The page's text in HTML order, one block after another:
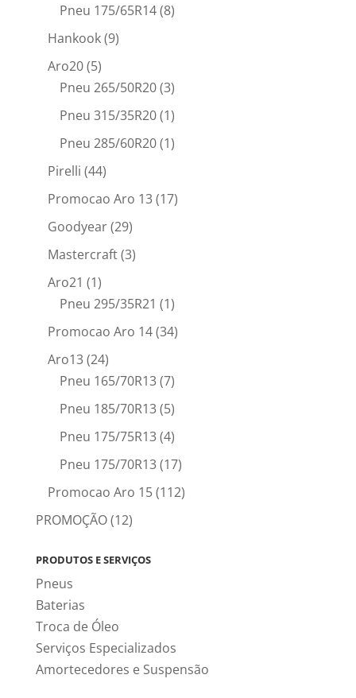
Pneu 175/65R14(8)
Hankook(9)
Aro20(5)
Pneu 265/50R20(3)
Pneu 315/35R20(1)
Pneu 285/60R20(1)
Pirelli (44)
Promocao Aro 13(17)
Goodyear(29)
Mastercraft(3)
Aro21 (1)
Pneu 295/35R21 (1)
Promocao Aro 14(34)
Aro13(24)
Pneu 165/70R13(7)
Pneu 185/70R13(5)
Pneu 175/75R13(4)
Pneu 175/70R13(17)
Promocao Aro 15(112)
PROMOÇÃO(12)
PRODUTOS E SERVIÇOS
Pneus
Baterias
Troca de Óleo
Serviços Especializados
Amortecedores e Suspensão